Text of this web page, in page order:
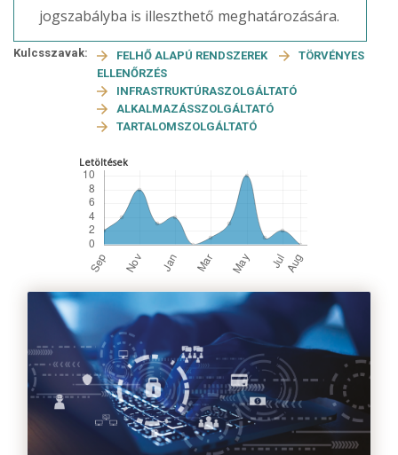
jogszabályba is illeszthető meghatározására.
Kulcsszavak: FELHŐ ALAPÚ RENDSZEREK
TÖRVÉNYES
ELLENŐRZÉS
INFRASTRUKTÚRASZOLGÁLTATÓ
ALKALMAZÁSSZOLGÁLTATÓ
TARTALOMSZOLGÁLTATÓ
Letöltések